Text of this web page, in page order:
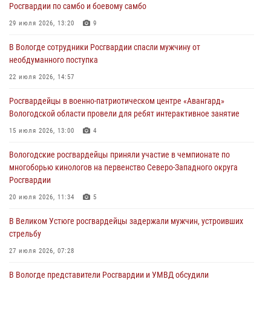
В Вологде определились победители и призеры Чемпионатов
Северо-Западного округа Росгвардии по спортивному и боевому
03 августа 2026, 08:54 1
ЗА МИНУВШУЮ НЕДЕЛЮ СОТРУДНИКАМИ ВНЕВЕДОМСТВЕННОЙ
ПРАВОНАРУШИТЕЛЯ
02 августа 2026, 10:37
нарушителя на питбайке
31 июля 2026, 06:43
Росгвардии по самбо и боевому самбо
29 июля 2026, 13:20 9
В Вологде сотрудники Росгвардии спасли мужчину от
необдуманного поступка
22 июля 2026, 14:57
Росгвардейцы в военно-патриотическом центре «Авангард»
Вологодской области провели для ребят интерактивное занятие
15 июля 2026, 13:00 4
Вологодские росгвардейцы приняли участие в чемпионате по
многоборью кинологов на первенство Северо-Западного округа
Росгвардии
20 июля 2026, 11:34 5
В Великом Устюге росгвардейцы задержали мужчин, устроивших
стрельбу
27 июля 2026, 07:28
В Вологде представители Росгвардии и УМВД обсудили